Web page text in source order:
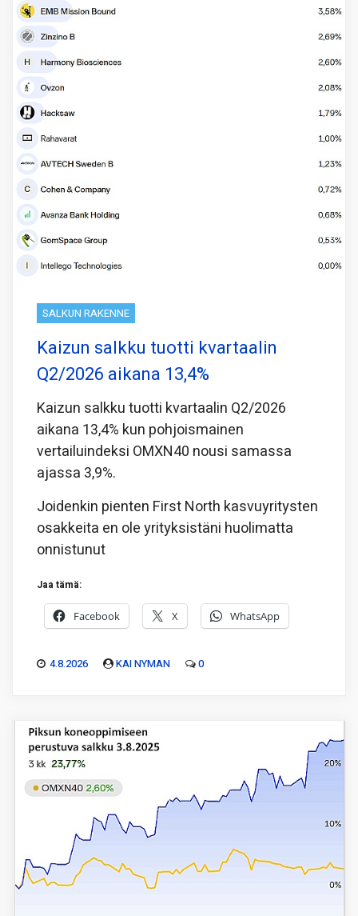
SALKUN RAKENNE
Kaizun salkku tuotti kvartaalin
Q2/2026 aikana 13,4%
Kaizun salkku tuotti kvartaalin Q2/2026
aikana 13,4% kun pohjoismainen
vertailuindeksi OMXN40 nousi samassa
ajassa 3,9%.
Joidenkin pienten First North kasvuyritysten
osakkeita en ole yrityksistäni huolimatta
onnistunut
Jaa tämä:
Facebook X WhatsApp
4.8.2026 KAI NYMAN 0